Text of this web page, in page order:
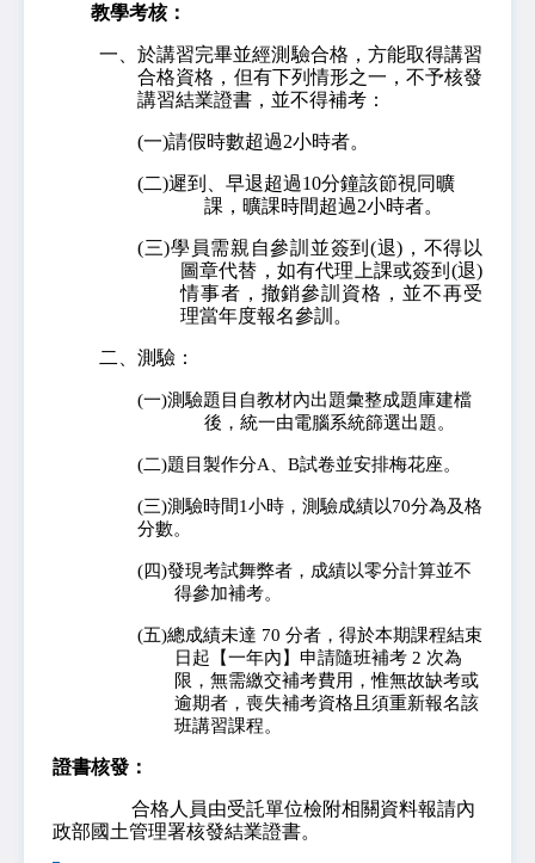
教學考核：
一、於講習完畢並經測驗合格，方能取得講習
合格資格，但有下列情形之一，不予核發
講習結業證書，並不得補考：
(一)請假時數超過2小時者。
(二)遲到、早退超過10分鐘該節視同曠
課，曠課時間超過2小時者。
(三)學員需親自參訓並簽到(退)，不得以
圖章代替，如有代理上課或簽到(退)
情事者，撤銷參訓資格，並不再受
理當年度報名參訓。
二、測驗：
(一)測驗題目自教材內出題彙整成題庫建檔
後，統一由電腦系統篩選出題。
(二)題目製作分A、B試卷並安排梅花座。
(三)測驗時間1小時，測驗成績以70分為及格
分數。
(四)發現考試舞弊者，成績以零分計算並不
得參加補考。
(五)總成績未達 70 分者，得於本期課程結束
日起【一年內】申請隨班補考 2 次為
限，無需繳交補考費用，惟無故缺考或
逾期者，喪失補考資格且須重新報名該
班講習課程。
證書核發：
合格人員由受託單位檢附相關資料報請內
政部國土管理署核發結業證書。